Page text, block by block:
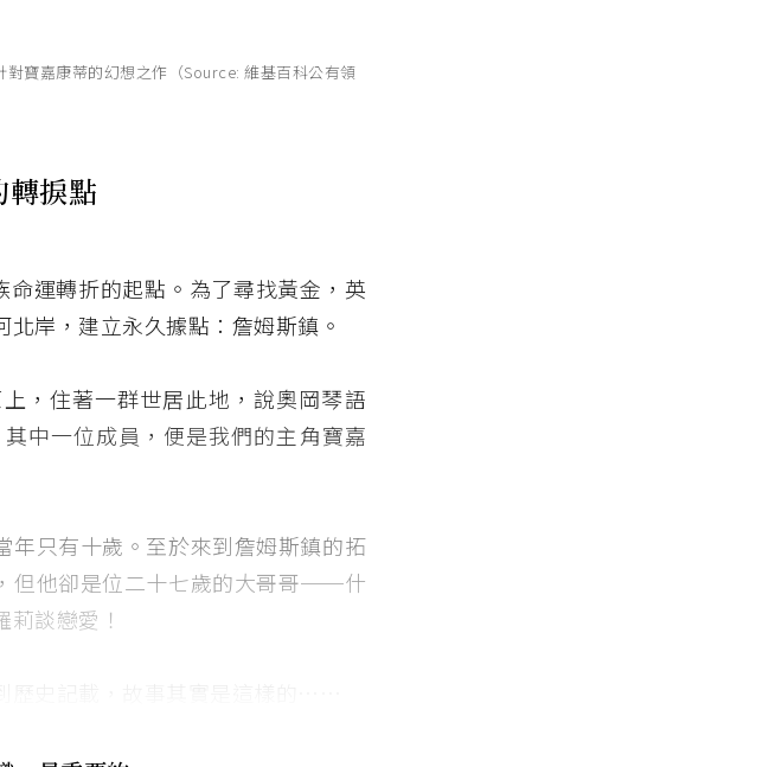
寶嘉康蒂的幻想之作（Source: 維基百科公有領
轉捩點
運轉折的起點。為了尋找黃金，英
岸，建立永久據點：詹姆斯鎮。
，住著一群世居此地，說奧岡琴語
中一位成員，便是我們的主角寶嘉
年只有十歲。至於來到詹姆斯鎮的拓
但他卻是位二十七歲的大哥哥──什
談戀愛！